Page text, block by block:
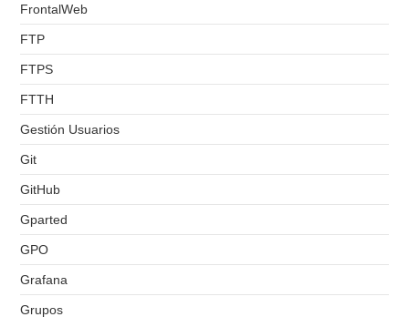
FrontalWeb
FTP
FTPS
FTTH
Gestión Usuarios
Git
GitHub
Gparted
GPO
Grafana
Grupos